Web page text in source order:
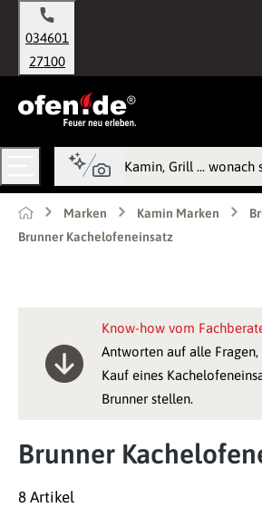
springen
034601
27100
Marken Kamin Marken
Brunner Kachelofeneinsatz
Know-how vom
Antworten auf alle
Kauf eines
Brunner stellen.
Brunner
8 Artikel